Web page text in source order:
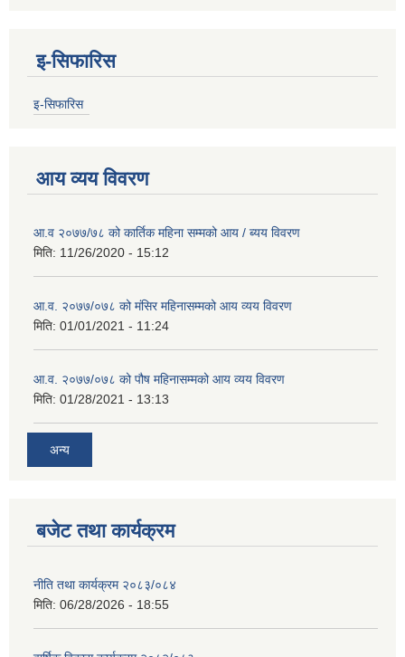
इ-सिफारिस
इ-सिफारिस
आय व्यय विवरण
आ.व २०७७/७८ को कार्तिक महिना सम्मको आय / ब्यय विवरण
मिति: 11/26/2020 - 15:12
आ.व. २०७७/०७८ को मंसिर महिनासम्मको आय व्यय विवरण
मिति: 01/01/2021 - 11:24
आ.व. २०७७/०७८ को पौष महिनासम्मको आय व्यय विवरण
मिति: 01/28/2021 - 13:13
अन्य
बजेट तथा कार्यक्रम
नीति तथा कार्यक्रम २०८३/०८४
मिति: 06/28/2026 - 18:55